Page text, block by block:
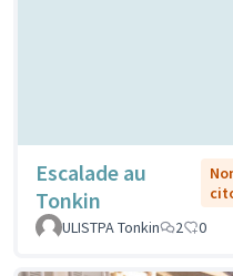
Escalade au
Tonkin
ULISTPA Tonkin
2 0